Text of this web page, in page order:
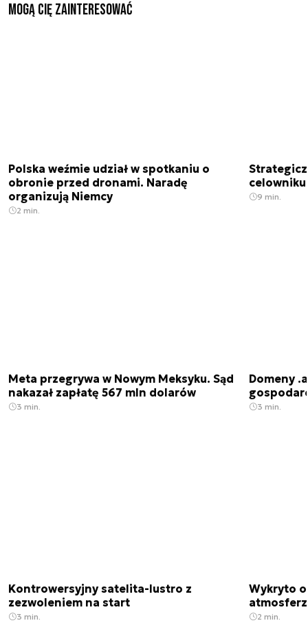
Mogą Cię zainteresować
Polska weźmie udział w spotkaniu o
obronie przed dronami. Naradę
organizują Niemcy
2 min.
9 min.
Meta przegrywa w Nowym Meksyku. Sąd
nakazał zapłatę 567 mln dolarów
3 min.
Domeny
3 min.
Kontrowersyjny satelita-lustro z
zezwoleniem na start
3 min.
Wykryto
2 min.